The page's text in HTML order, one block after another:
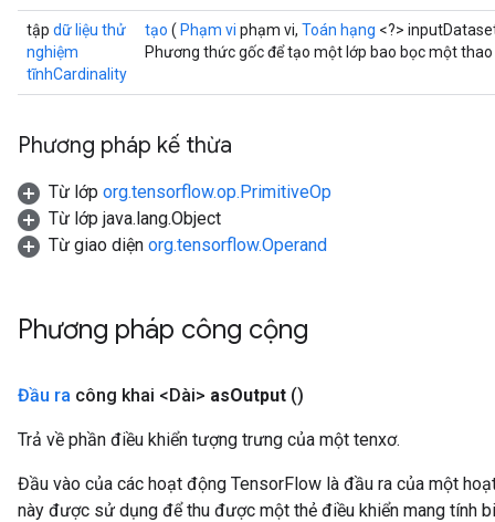
tập dữ liệu thử
nghiệm
tĩnhCardinality
tạo ( Phạm vi phạm vi, Toán hạng <?>
Phương thức gốc để tạo một lớp bao bọc một
Phương pháp kế thừa
Từ lớp org.tensorflow.op.PrimitiveOp
Từ lớp java.lang.Object
Từ giao diện org.tensorflow.Operand
Phương pháp công cộng
Đầu ra công khai <Dài> asOutput ()
Trả về phần điều khiển tượng trưng của một tenxơ.
Đầu vào của các hoạt động TensorFlow là đầu ra của một
này được sử dụng để thu được một thẻ điều khiển mang tính